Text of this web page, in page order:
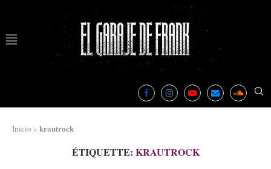
Inicio » krautrock
ÉTIQUETTE: KRAUTROCK